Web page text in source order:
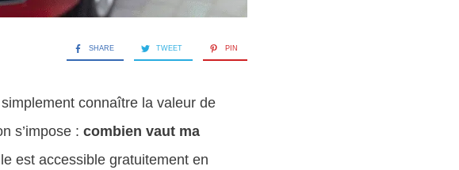
SHARE TWEET PIN
connaître la valeur de
s’impose : combien vaut ma
est accessible gratuitement en